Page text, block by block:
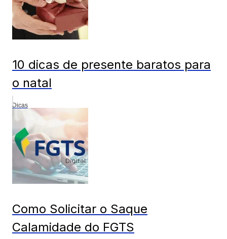
10 dicas de presente baratos para
o natal
Dicas
Como Solicitar o Saque
Calamidade do FGTS